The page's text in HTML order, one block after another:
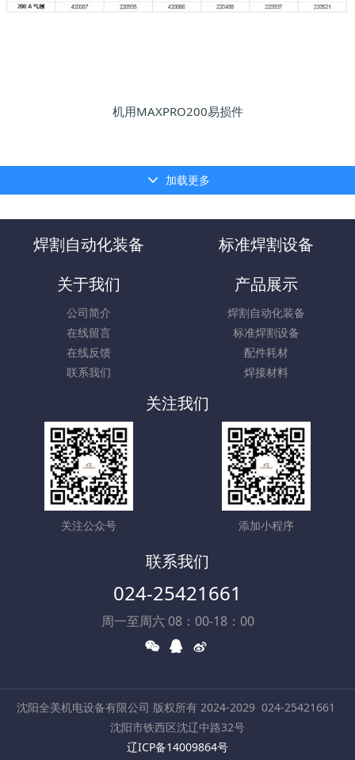
机用MAXPRO200易损件
加载更多
焊割自动化装备
标准焊割设备
关于我们
公司简介
在线留言
在线反馈
联系我们
产品展示
焊割自动化装备
标准焊割设备
配件耗材
焊接材料
关注我们
关注公众号 添加小程序
联系我们
024-25421661
周一至周六 08：00-18：00
沈阳全美机电设备有限公司 版权所有 2024-2029 024-25421661
沈阳市铁西区沈辽中路32号
辽ICP备14009864号